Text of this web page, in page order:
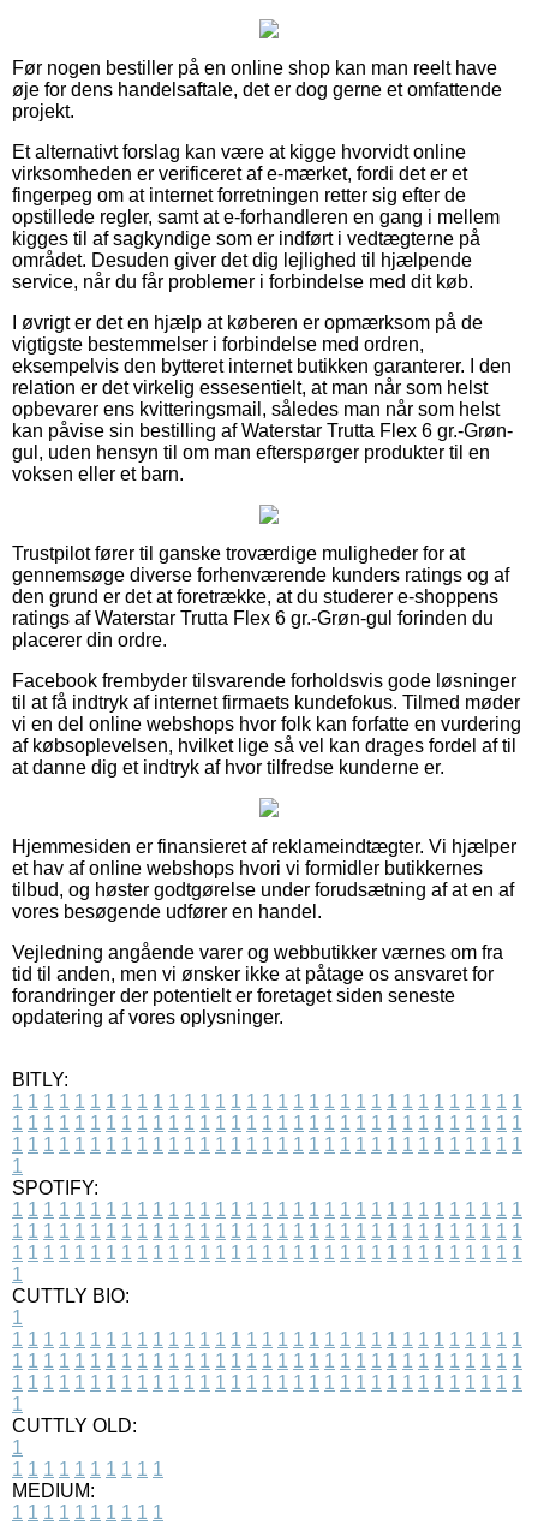
Før nogen bestiller på en online shop kan man reelt have
øje for dens handelsaftale, det er dog gerne et omfattende
projekt.
Et alternativt forslag kan være at kigge hvorvidt online
virksomheden er verificeret af e-mærket, fordi det er et
fingerpeg om at internet forretningen retter sig efter de
opstillede regler, samt at e-forhandleren en gang i mellem
kigges til af sagkyndige som er indført i vedtægterne på
området. Desuden giver det dig lejlighed til hjælpende
service, når du får problemer i forbindelse med dit køb.
I øvrigt er det en hjælp at køberen er opmærksom på de
vigtigste bestemmelser i forbindelse med ordren,
eksempelvis den bytteret internet butikken garanterer. I den
relation er det virkelig essesentielt, at man når som helst
opbevarer ens kvitteringsmail, således man når som helst
kan påvise sin bestilling af Waterstar Trutta Flex 6 gr.-Grøn-
gul, uden hensyn til om man efterspørger produkter til en
voksen eller et barn.
Trustpilot fører til ganske troværdige muligheder for at
gennemsøge diverse forhenværende kunders ratings og af
den grund er det at foretrække, at du studerer e-shoppens
ratings af Waterstar Trutta Flex 6 gr.-Grøn-gul forinden du
placerer din ordre.
Facebook frembyder tilsvarende forholdsvis gode løsninger
til at få indtryk af internet firmaets kundefokus. Tilmed møder
vi en del online webshops hvor folk kan forfatte en vurdering
af købsoplevelsen, hvilket lige så vel kan drages fordel af til
at danne dig et indtryk af hvor tilfredse kunderne er.
Hjemmesiden er finansieret af reklameindtægter. Vi hjælper
et hav af online webshops hvori vi formidler butikkernes
tilbud, og høster godtgørelse under forudsætning af at en af
vores besøgende udfører en handel.
Vejledning angående varer og webbutikker værnes om fra
tid til anden, men vi ønsker ikke at påtage os ansvaret for
forandringer der potentielt er foretaget siden seneste
opdatering af vores oplysninger.
BITLY:
1 1 1 1 1 1 1 1 1 1 1 1 1 1 1 1 1 1 1 1 1 1 1 1 1 1 1 1 1 1 1 1 1
1 1 1 1 1 1 1 1 1 1 1 1 1 1 1 1 1 1 1 1 1 1 1 1 1 1 1 1 1 1 1 1 1
1 1 1 1 1 1 1 1 1 1 1 1 1 1 1 1 1 1 1 1 1 1 1 1 1 1 1 1 1 1 1 1 1
1
SPOTIFY:
1 1 1 1 1 1 1 1 1 1 1 1 1 1 1 1 1 1 1 1 1 1 1 1 1 1 1 1 1 1 1 1 1
1 1 1 1 1 1 1 1 1 1 1 1 1 1 1 1 1 1 1 1 1 1 1 1 1 1 1 1 1 1 1 1 1
1 1 1 1 1 1 1 1 1 1 1 1 1 1 1 1 1 1 1 1 1 1 1 1 1 1 1 1 1 1 1 1 1
1
CUTTLY BIO:
1
1 1 1 1 1 1 1 1 1 1 1 1 1 1 1 1 1 1 1 1 1 1 1 1 1 1 1 1 1 1 1 1 1
1 1 1 1 1 1 1 1 1 1 1 1 1 1 1 1 1 1 1 1 1 1 1 1 1 1 1 1 1 1 1 1 1
1 1 1 1 1 1 1 1 1 1 1 1 1 1 1 1 1 1 1 1 1 1 1 1 1 1 1 1 1 1 1 1 1
1
CUTTLY OLD:
1
1 1 1 1 1 1 1 1 1 1
MEDIUM:
1 1 1 1 1 1 1 1 1 1